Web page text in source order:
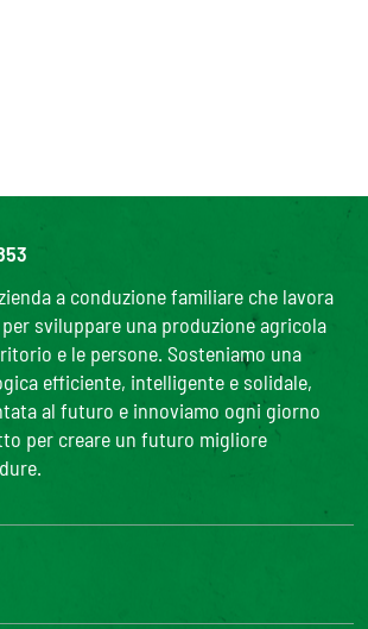
a conduzione familiare che lavora
sviluppare una produzione agricola
e le persone. Sosteniamo una
efficiente, intelligente e solidale,
al futuro e innoviamo ogni giorno
per creare un futuro migliore